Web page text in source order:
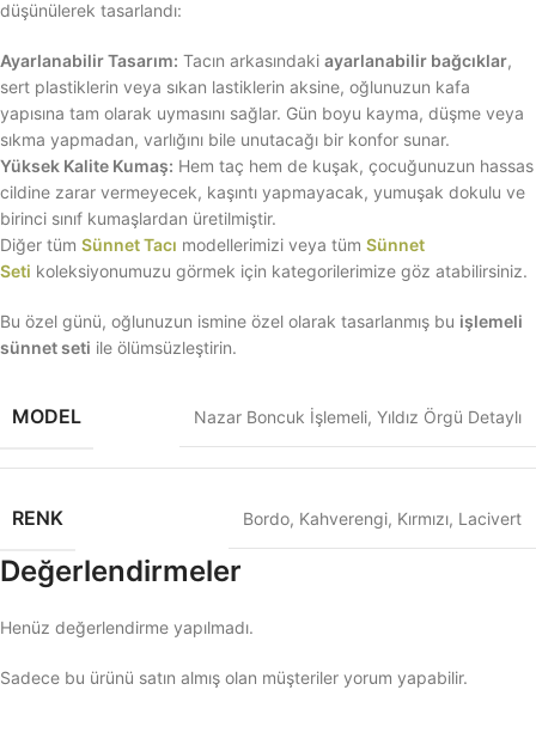
düşünülerek tasarlandı:
Ayarlanabilir Tasarım: Tacın arkasındaki ayarlanabilir bağcıklar,
sert plastiklerin veya sıkan lastiklerin aksine, oğlunuzun kafa
yapısına tam olarak uymasını sağlar. Gün boyu kayma, düşme veya
sıkma yapmadan, varlığını bile unutacağı bir konfor sunar.
Yüksek Kalite Kumaş: Hem taç hem de kuşak, çocuğunuzun hassas
cildine zarar vermeyecek, kaşıntı yapmayacak, yumuşak dokulu ve
birinci sınıf kumaşlardan üretilmiştir.
Diğer tüm Sünnet Tacı modellerimizi veya tüm Sünnet
Seti koleksiyonumuzu görmek için kategorilerimize göz atabilirsiniz.
Bu özel günü, oğlunuzun ismine özel olarak tasarlanmış bu işlemeli
sünnet seti ile ölümsüzleştirin.
MODEL Nazar Boncuk İşlemeli, Yıldız Örgü Detaylı
RENK Bordo, Kahverengi, Kırmızı, Lacivert
Değerlendirmeler
Henüz değerlendirme yapılmadı.
Sadece bu ürünü satın almış olan müşteriler yorum yapabilir.